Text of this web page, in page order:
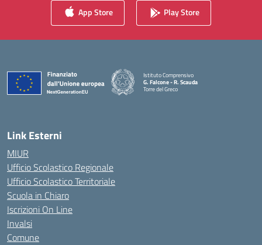
App Store Play Store
Istituto Comprensivo
G. Falcone - R. Scauda
Torre del Greco
Link Esterni
MIUR
Ufficio Scolastico Regionale
Ufficio Scolastico Territoriale
Scuola in Chiaro
Iscrizioni On Line
Invalsi
Comune